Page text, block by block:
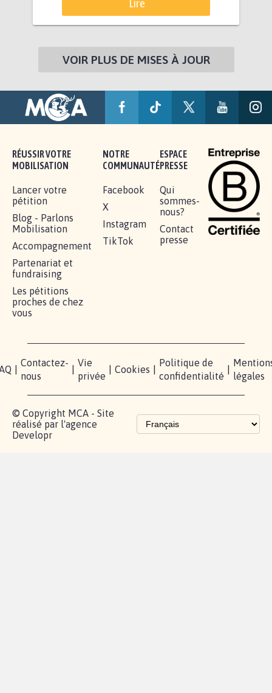
Lire
VOIR PLUS DE MISES À JOUR
RÉUSSIR VOTRE
MOBILISATION
Lancer votre
pétition
Blog - Parlons
Mobilisation
Accompagnement
Partenariat et
fundraising
Les pétitions
proches de chez
vous
NOTRE
COMMUNAUTÉ
Facebook
X
Instagram
TikTok
ESPACE
PRESSE
Qui
sommes-
nous?
Contact
presse
Contactez-
nous
Vie
privée
Cookies
Politique de
confidentialité
légales
© Copyright MCA - Site
réalisé par l'agence
Developr